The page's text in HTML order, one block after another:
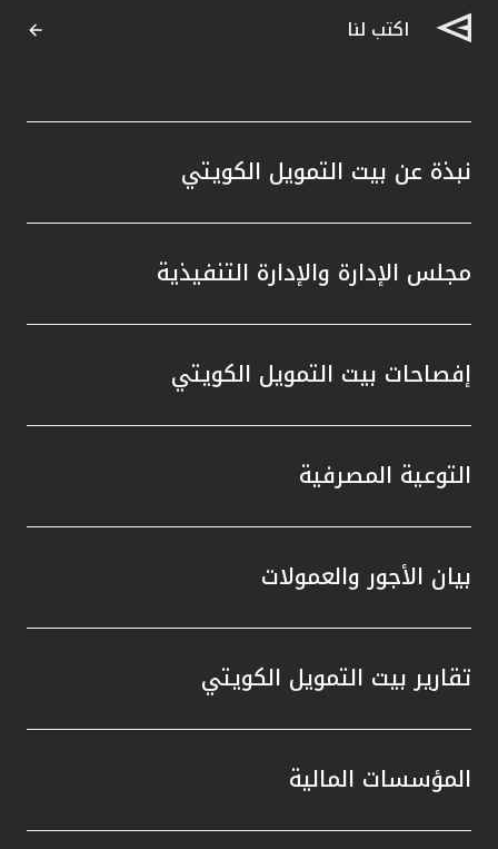
اكتب لنا
نبذة عن بيت التمويل الكويتي
مجلس الإدارة والإدارة التنفيذية
إفصاحات بيت التمويل الكويتي
التوعية المصرفية
بيان الأجور والعمولات
تقارير بيت التمويل الكويتي
المؤسسات المالية